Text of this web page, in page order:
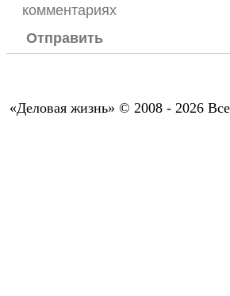
комментариях
Отправить
«Деловая жизнь» © 2008 - 2026